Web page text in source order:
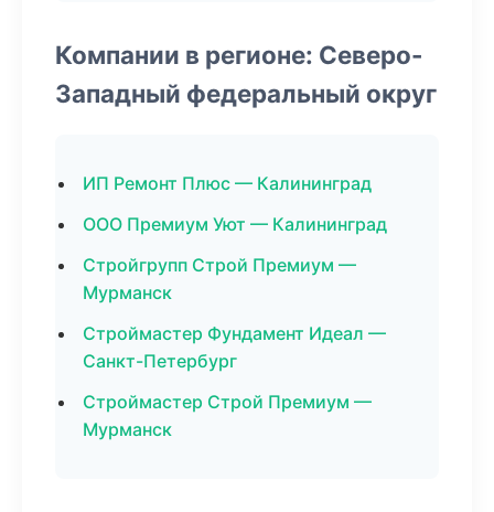
Компании в регионе: Северо-
Западный федеральный округ
ИП Ремонт Плюс — Калининград
ООО Премиум Уют — Калининград
Стройгрупп Строй Премиум —
Мурманск
Строймастер Фундамент Идеал —
Санкт-Петербург
Строймастер Строй Премиум —
Мурманск